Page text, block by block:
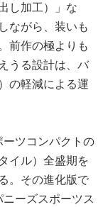
し加工）」な
ながら、装いも
前作の極よりも
うる設計は、バ
の軽減による運
ツコンパクトの
イル）全盛期を
。その進化版で
ーズスポーツス